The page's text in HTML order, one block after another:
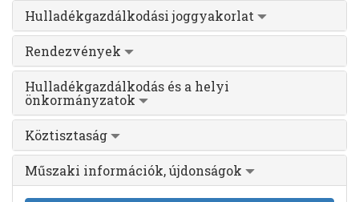
Hulladékgazdálkodási joggyakorlat
Rendezvények
Hulladékgazdálkodás és a helyi
önkormányzatok
Köztisztaság
Műszaki információk, újdonságok